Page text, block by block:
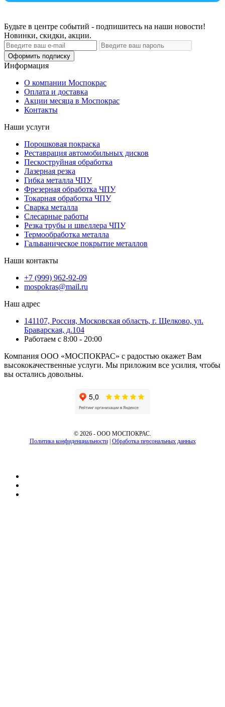
Будьте в центре событий - подпишитесь на наши новости!
Новинки, скидки, акции.
Оформить подписку
Информация
О компании Моспокрас
Оплата и доставка
Акции месяца в Моспокрас
Контакты
Наши услуги
Порошковая покраска
Реставрация автомобильных дисков
Пескоструйная обработка
Лазерная резка
Гибка металла ЧПУ
Фрезерная обработка ЧПУ
Токарная обработка ЧПУ
Сварка металла
Слесарные работы
Резка трубы и швеллера ЧПУ
Термообработка металла
Гальваническое покрытие металлов
Наши контакты
+7 (999) 962-92-09
mospokras@mail.ru
Наш адрес
141107, Россия, Московская область, г. Щелково, ул.
Браварская, д.104
Работаем с 8:00 - 20:00
Компания ООО «МОСПОКРАС» с радостью окажет Вам
высококачественные услуги. Мы приложим все усилия, чтобы
вы остались довольны.
© 2026 - ООО МОСПОКРАС.
Политика конфиденциальности| Обработка персональных данных